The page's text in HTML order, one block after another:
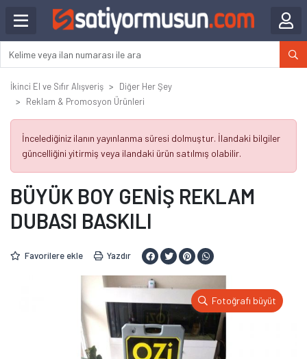
İkinci El ve Sıfır Alışveriş
Diğer Her Şey
Reklam & Promosyon Ürünleri
İncelediğiniz ilanın yayınlanma süresi dolmuştur. İlandaki bilgiler
güncelliğini yitirmiş veya ilandaki ürün satılmış olabilir.
BÜYÜK BOY GENİŞ REKLAM
DUBASI BASKILI
Favorilere ekle Yazdır
Fotoğrafı büyüt